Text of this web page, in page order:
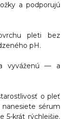
a podporujú
pleti bez
pH.
vyváženú — a
o pleť
sérum
5-krát rýchlejšie.